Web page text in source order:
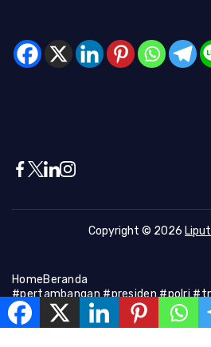
Copyright © 2026
HomeBeranda
#pertambangan #presiden #polri
#presiden #Kapolri #indonesia